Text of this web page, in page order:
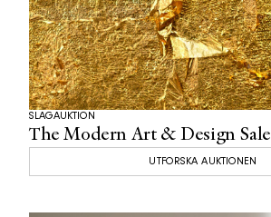
The Modern Art & Design Sale
SLAGAUKTION
UTFORSKA AUKTIONEN